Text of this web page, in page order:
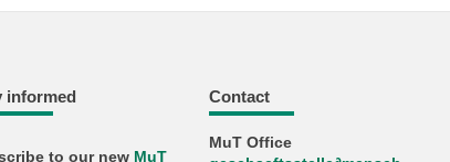
Camp in dem du eine Woche lang von 9
staunen, begreifen - und jede Menge Spaß
informed
to our new MuT
Contact
MuT Office